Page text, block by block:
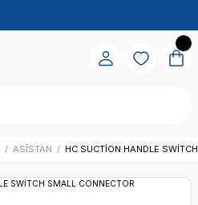
ASİSTAN HC SUCTİON HANDLE